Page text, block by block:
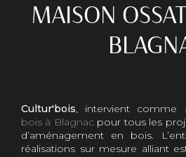
MAISON
Cultur'bois, intervient comme
bois à Blagnacpour tous les
d’aménagement en bois.
réalisations sur mesure alliant